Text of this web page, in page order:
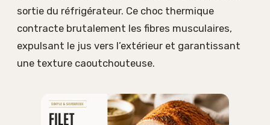
sortie du réfrigérateur. Ce choc thermique
contracte brutalement les fibres musculaires,
expulsant le jus vers l’extérieur et garantissant
une texture caoutchouteuse.